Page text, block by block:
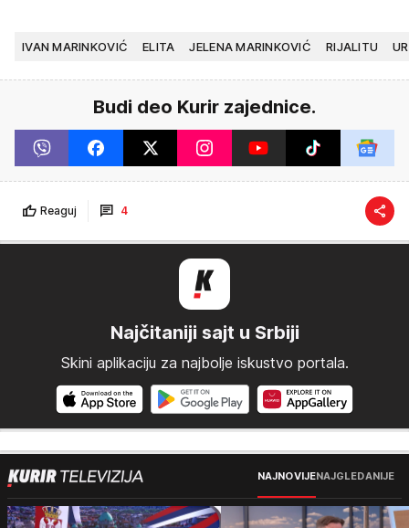
IVAN MARINKOVIĆ ELITA JELENA MARINKOVIĆ RIJALITU
Budi deo Kurir zajednice.
Reaguj 4
Najčitaniji sajt u Srbiji
Skini aplikaciju za najbolje iskustvo portala.
NAJNOVIJENAJGLEDANIJE